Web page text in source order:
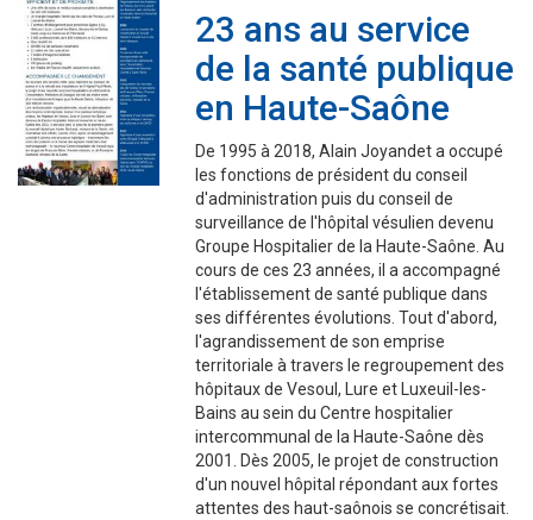
23 ans au service
de la santé publique
en Haute-Saône
De 1995 à 2018, Alain Joyandet a occupé
les fonctions de président du conseil
d'administration puis du conseil de
surveillance de l'hôpital vésulien devenu
Groupe Hospitalier de la Haute-Saône. Au
cours de ces 23 années, il a accompagné
l'établissement de santé publique dans
ses différentes évolutions. Tout d'abord,
l'agrandissement de son emprise
territoriale à travers le regroupement des
hôpitaux de Vesoul, Lure et Luxeuil-les-
Bains au sein du Centre hospitalier
intercommunal de la Haute-Saône dès
2001. Dès 2005, le projet de construction
d'un nouvel hôpital répondant aux fortes
attentes des haut-saônois se concrétisait.